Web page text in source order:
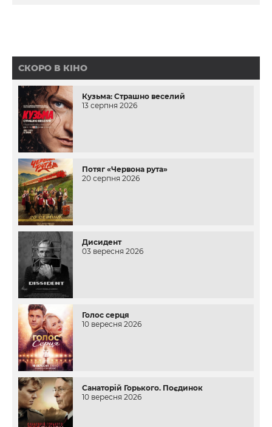
СКОРО В КІНО
Кузьма: Страшно веселий
13 серпня 2026
Потяг «Червона рута»
20 серпня 2026
Дисидент
03 вересня 2026
Голос серця
10 вересня 2026
Санаторій Горького. Поєдинок
10 вересня 2026